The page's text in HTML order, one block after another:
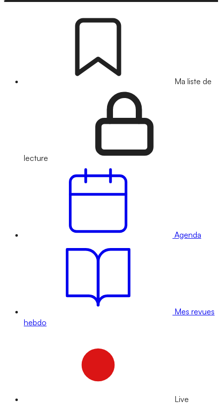
Ma liste de
lecture
Agenda
Mes revues
hebdo
Live